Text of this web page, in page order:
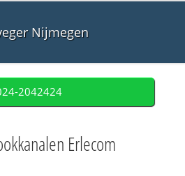
Nijmegen
2042424
Erlecom